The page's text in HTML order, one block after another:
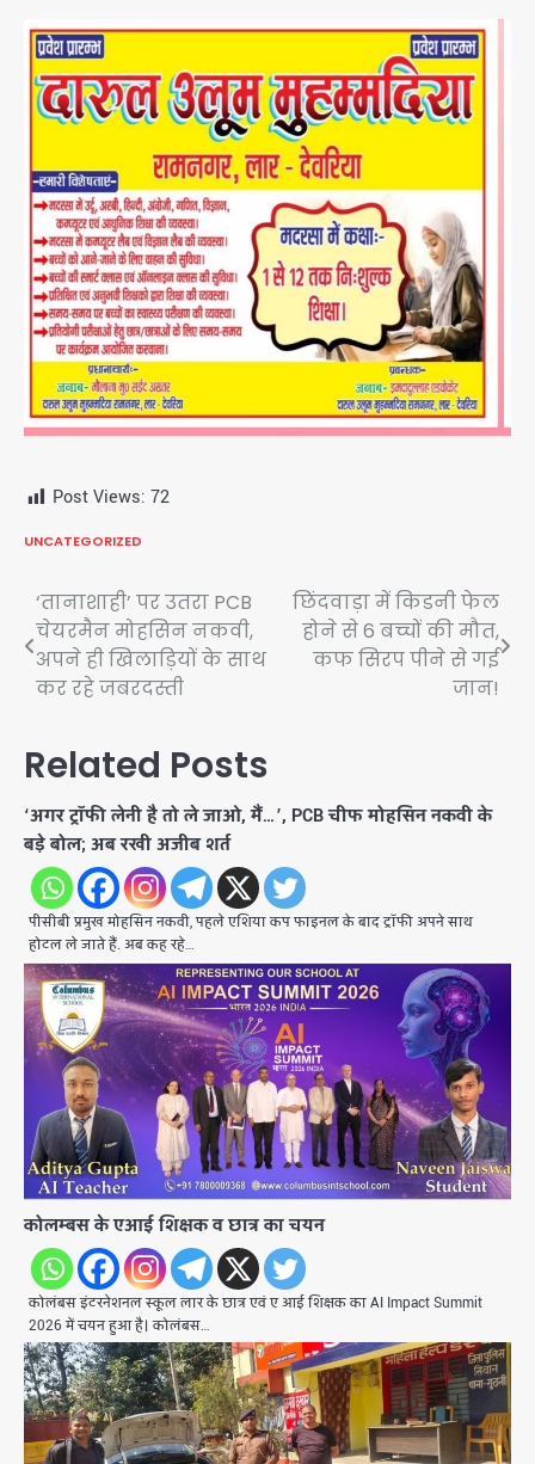
Post Views: 72
UNCATEGORIZED
Post
navigation
‘तानाशाही’ पर उतरा PCB
चेयरमैन मोहसिन नकवी,
अपने ही खिलाड़ियों के साथ
कर रहे जबरदस्ती
छिंदवाड़ा में किडनी फेल
होने से 6 बच्चों की मौत,
कफ सिरप पीने से गई
जान!
Related Posts
‘अगर ट्रॉफी लेनी है तो ले जाओ, मैं…’, PCB चीफ मोहसिन नकवी के
बड़े बोल; अब रखी अजीब शर्त
पीसीबी प्रमुख मोहसिन नकवी, पहले एशिया कप फाइनल के बाद ट्रॉफी अपने साथ
होटल ले जाते हैं. अब कह रहे…
कोलम्बस के एआई शिक्षक व छात्र का चयन
कोलंबस इंटरनेशनल स्कूल लार के छात्र एवं ए आई शिक्षक का AI Impact Summit
2026 में चयन हुआ है। कोलंबस…